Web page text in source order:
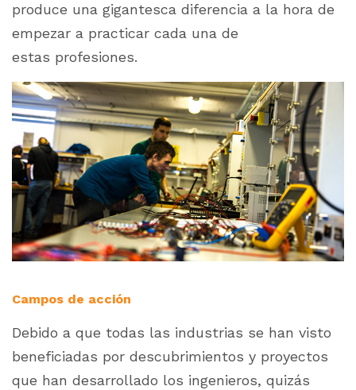
produce una gigantesca diferencia a la hora de
empezar a practicar cada una de
estas profesiones.
Campos de acción
Debido a que todas las industrias se han visto
beneficiadas por descubrimientos y proyectos
que han desarrollado los ingenieros, quizás